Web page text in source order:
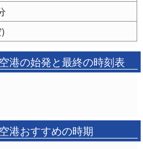
港の始発と最終の時刻表
港おすすめの時期